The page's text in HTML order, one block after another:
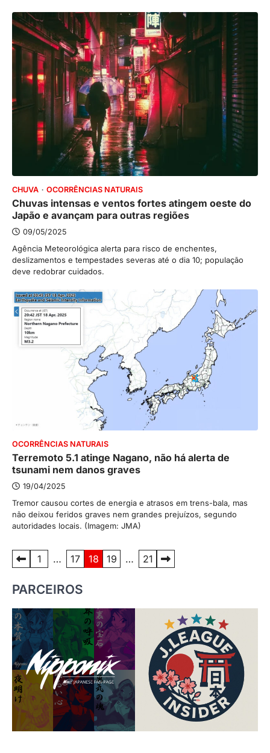
CHUVA OCORRÊNCIAS NATURAIS
Chuvas intensas e ventos fortes atingem oeste do
Japão e avançam para outras regiões
09/05/2025
Agência Meteorológica alerta para risco de enchentes,
deslizamentos e tempestades severas até o dia 10; população
deve redobrar cuidados.
OCORRÊNCIAS NATURAIS
Terremoto 5.1 atinge Nagano, não há alerta de
tsunami nem danos graves
19/04/2025
Tremor causou cortes de energia e atrasos em trens-bala, mas
não deixou feridos graves nem grandes prejuízos, segundo
autoridades locais. (Imagem: JMA)
Paginação
posts
1 … 17 18 19 … 21
PARCEIROS